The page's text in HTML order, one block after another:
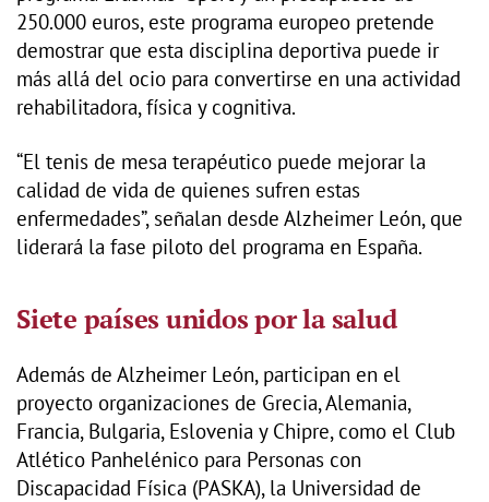
250.000 euros, este programa europeo pretende
demostrar que esta disciplina deportiva puede ir
más allá del ocio para convertirse en una actividad
rehabilitadora, física y cognitiva.
“El tenis de mesa terapéutico puede mejorar la
calidad de vida de quienes sufren estas
enfermedades”, señalan desde Alzheimer León, que
liderará la fase piloto del programa en España.
Siete países unidos por la salud
Además de Alzheimer León, participan en el
proyecto organizaciones de Grecia, Alemania,
Francia, Bulgaria, Eslovenia y Chipre, como el Club
Atlético Panhelénico para Personas con
Discapacidad Física (PASKA), la Universidad de